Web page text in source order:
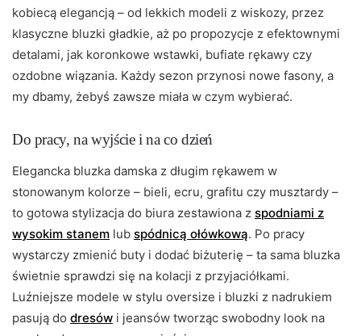
kobiecą elegancją – od lekkich modeli z wiskozy, przez
klasyczne bluzki gładkie, aż po propozycje z efektownymi
detalami, jak koronkowe wstawki, bufiate rękawy czy
ozdobne wiązania. Każdy sezon przynosi nowe fasony, a
my dbamy, żebyś zawsze miała w czym wybierać.
Do pracy, na wyjście i na co dzień
Elegancka bluzka damska z długim rękawem w
stonowanym kolorze – bieli, ecru, grafitu czy musztardy –
to gotowa stylizacja do biura zestawiona z spodniami z
wysokim stanem lub spódnicą ołówkową. Po pracy
wystarczy zmienić buty i dodać biżuterię – ta sama bluzka
świetnie sprawdzi się na kolacji z przyjaciółkami.
Luźniejsze modele w stylu oversize i bluzki z nadrukiem
pasują do dresów i jeansów tworząc swobodny look na